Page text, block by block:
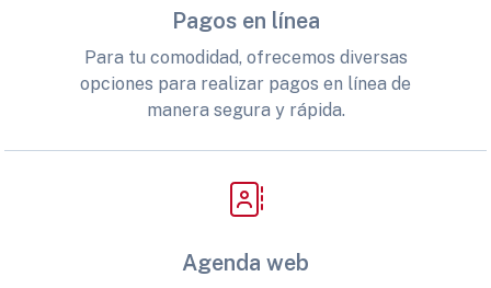
Pagos en línea
Para tu comodidad, ofrecemos diversas
opciones para realizar pagos en línea de
manera segura y rápida.
Agenda web